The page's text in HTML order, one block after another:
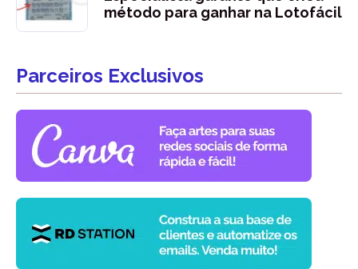
método para ganhar na Lotofácil
Parceiros Exclusivos